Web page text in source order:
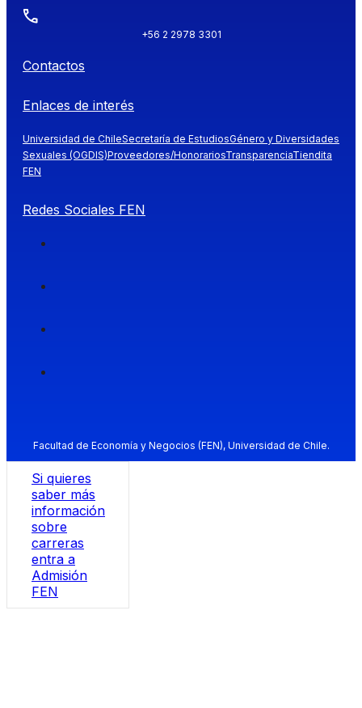
+56 2 2978 3301
Contactos
Enlaces de interés
Universidad de ChileSecretaría de EstudiosGénero y Diversidades
Sexuales (OGDIS)Proveedores/HonorariosTransparenciaTiendita
FEN
Redes Sociales FEN
Facultad de Economía y Negocios (FEN), Universidad de Chile.
Si quieres
saber más
información
sobre
carreras
entra a
Admisión
FEN